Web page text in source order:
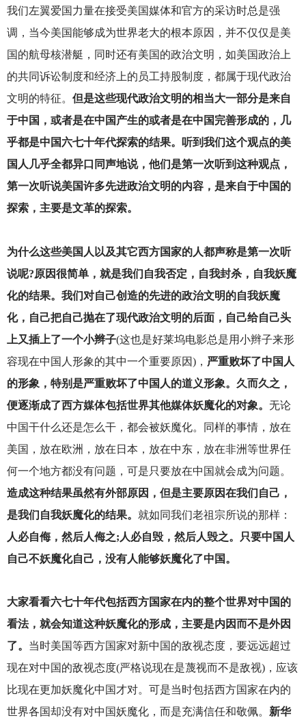
我们左翼爱国力量在接受美国媒体和官方的采访时总是强
调，当今美国能够成为世界老大的根本原因，并不仅仅是美
国的航母核潜艇，同时还有美国的政治文明，如美国政治上
的共同诉讼制度和经济上的员工持股制度，都属于现代政治
文明的特征。 但是这些现代政治文明的相当大一部分是来自
于中国，或者是在中国产生的或者是在中国完善形成的，几
乎都是中国六七十年代探索的结果。听到我们这个观点的美
国人几乎全都异口同声地说，他们是第一次听到这种观点，
第一次听说美国许多先进政治文明的内容，是来自于中国的
探索，主要是文革的探索。
为什么这些美国人以及其它西方国家的人都声称是第一次听
说呢?原因很简单，就是我们自我否定，自我封杀，自我妖魔
化的结果。我们对自己创造的先进的政治文明的自我妖魔
化，自己把自己抛在了现代政治文明的后面，自己给自己头
上又插上了一个小辫子(这也是好莱坞电影总是用小辫子来形
容现在中国人形象的其中一个重要原因)， 严重败坏了中国人
的形象，特别是严重败坏了中国人的道义形象。久而久之，
便逐渐成了西方媒体包括世界其他媒体妖魔化的对象。 无论
中国干什么还是怎么干，都会被妖魔化。同样的事情，放在
美国，放在欧洲，放在日本，放在中东，放在非洲等世界任
何一个地方都没有问题，可是只要放在中国就会成为问题。
造成这种结果虽然有外部原因，但是主要原因在我们自己，
是我们自我妖魔化的结果。 就如同我们老祖宗所说的那样：
人必自侮，然后人侮之;人必自毁，然后人毁之。只要中国人
自己不妖魔化自己，没有人能够妖魔化了中国。
大家看看六七十年代包括西方国家在内的整个世界对中国的
看法，就会知道这种妖魔化的形成，主要是内因而不是外因
了。 当时美国等西方国家对新中国的敌视态度，要远远超过
现在对中国的敌视态度(严格说现在是蔑视而不是敌视)，应该
比现在更加妖魔化中国才对。可是当时包括西方国家在内的
世界各国却没有对中国妖魔化，而是充满信任和敬佩。 新华